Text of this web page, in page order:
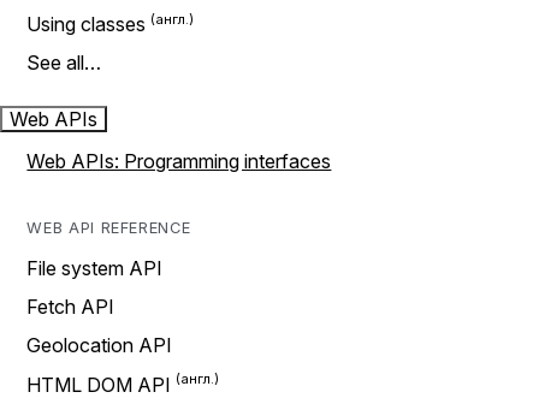
Using classes
See all…
Web APIs
Web APIs: Programming interfaces
WEB API REFERENCE
File system API
Fetch API
Geolocation API
HTML DOM API